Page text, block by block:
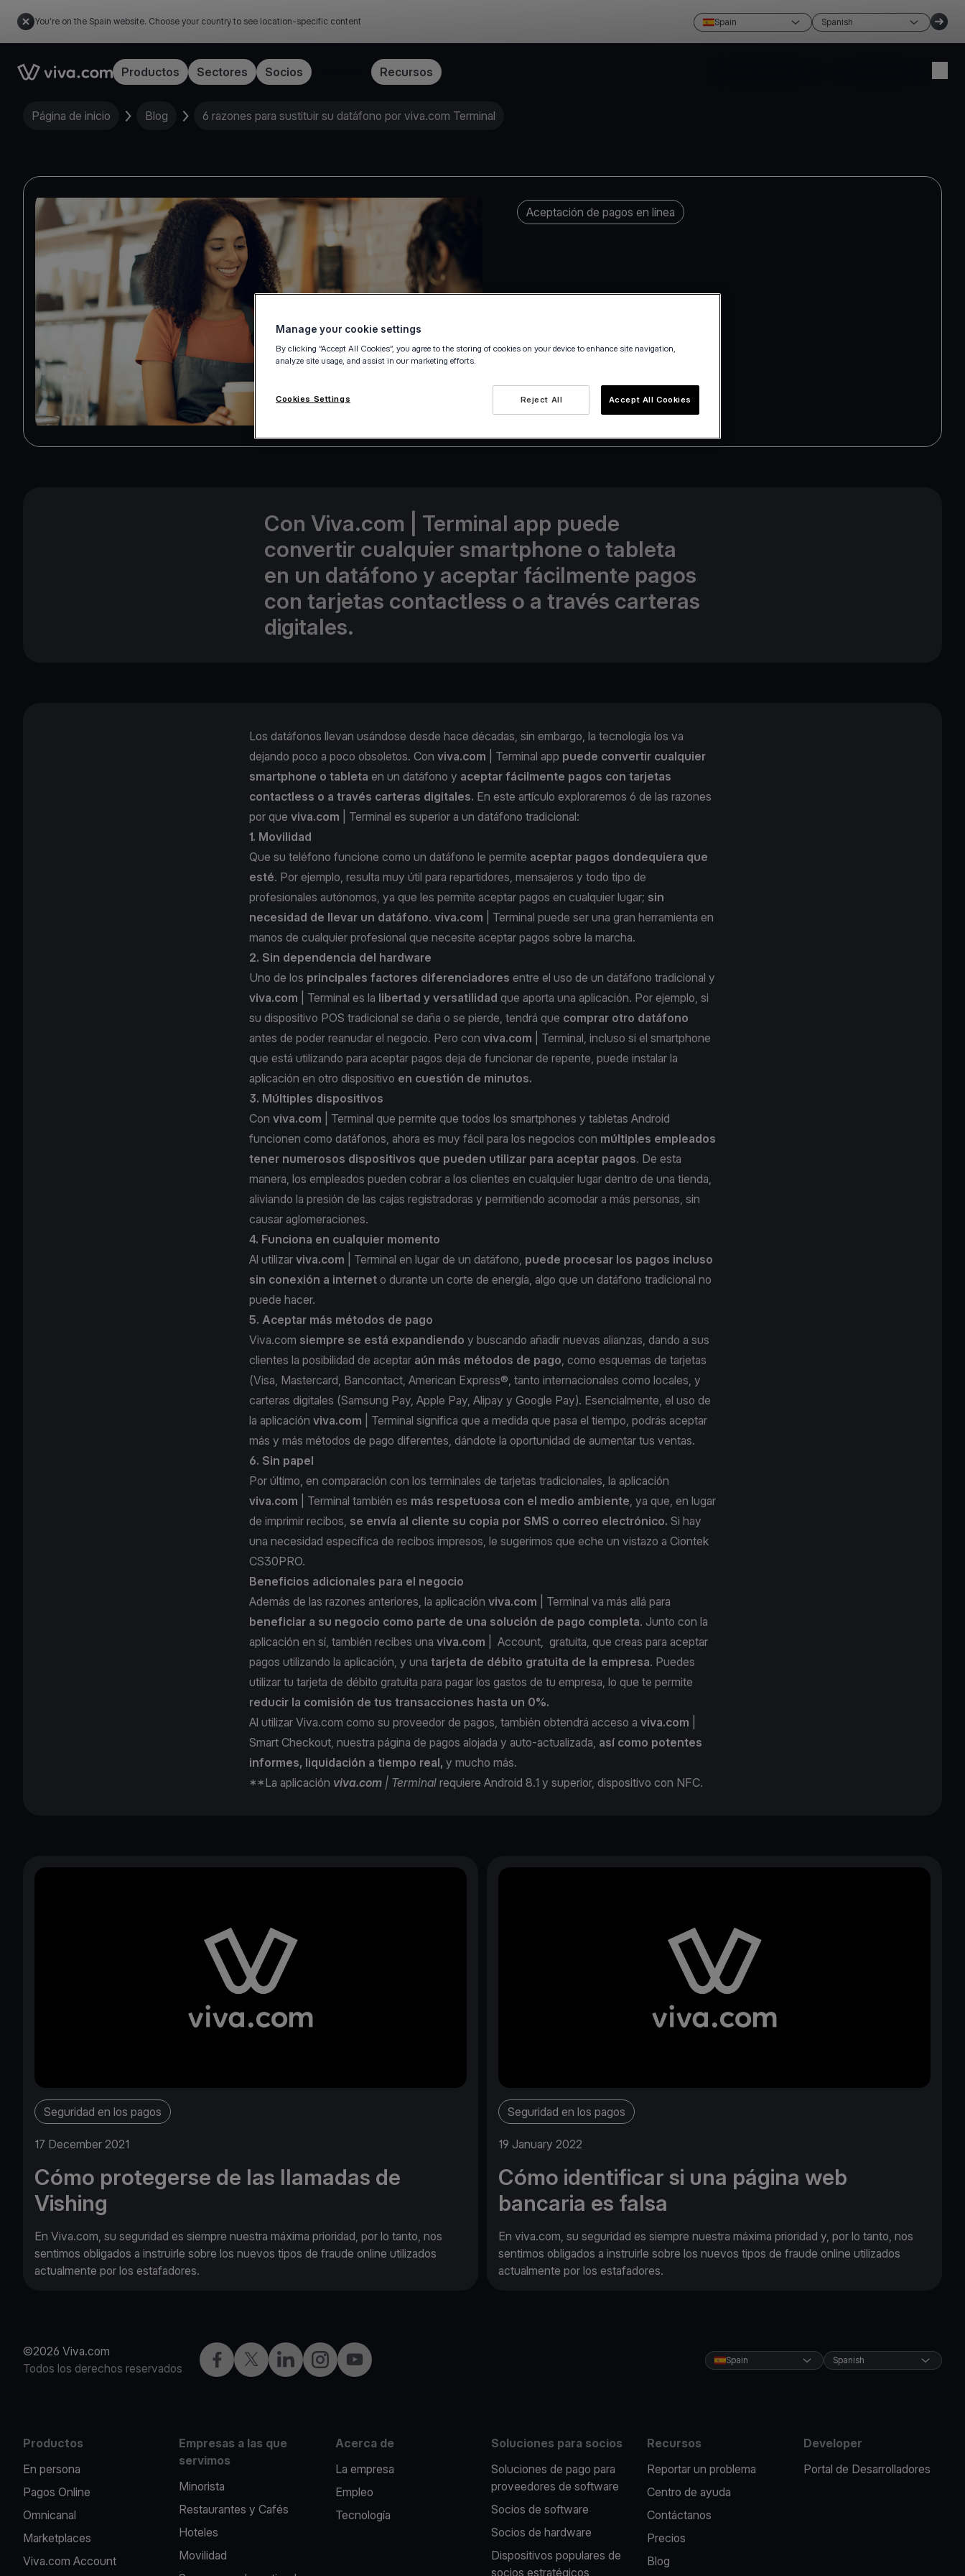
You're on the Spain website. Choose your country to see location-specific content Spain Spanish
Link to the homepageProductos Sectores Socios Recursos
Página de inicio Blog 6 razones para sustituir su datáfono por viva.com Terminal
Aceptación de pagos en línea
4 February 2022
Con Viva.com | Terminal app puede
convertir cualquier smartphone o tableta
en un datáfono y aceptar fácilmente pagos
con tarjetas contactless o a través carteras
digitales.
Los datáfonos llevan usándose desde hace décadas, sin embargo, la tecnología los va
dejando poco a poco obsoletos. Con viva.com | Terminal app puede convertir cualquier
smartphone o tableta en un datáfono y aceptar fácilmente pagos con tarjetas
contactless o a través carteras digitales. En este artículo exploraremos 6 de las razones
por que viva.com
| Terminal es superior a un datáfono tradicional:
1. Movilidad
Que su teléfono funcione como un datáfono le permite aceptar pagos dondequiera que
esté. Por ejemplo, resulta muy útil para repartidores, mensajeros y todo tipo de
profesionales autónomos, ya que les permite aceptar pagos en cualquier lugar; sin
necesidad de llevar un datáfono. viva.com
| Terminal puede ser una gran herramienta en
manos de cualquier profesional que necesite aceptar pagos sobre la marcha.
2. Sin dependencia del hardware
Uno de los principales factores diferenciadores entre el uso de un datáfono tradicional y
viva.com
| Terminal es la libertad y versatilidad que aporta una aplicación. Por ejemplo, si
su dispositivo POS tradicional se daña o se pierde, tendrá que comprar otro datáfono
antes de poder reanudar el negocio. Pero con viva.com | Terminal , incluso si el smartphone
que está utilizando para aceptar pagos deja de funcionar de repente, puede instalar la
aplicación en otro dispositivo en cuestión de minutos.
3. Múltiples dispositivos
Con viva.com
| Terminal que permite que todos los smartphones y tabletas Android
funcionen como datáfonos, ahora es muy fácil para los negocios con múltiples empleados
tener numerosos dispositivos que pueden utilizar para aceptar pagos. De esta
manera, los empleados pueden cobrar a los clientes en cualquier lugar dentro de una tienda,
aliviando la presión de las cajas registradoras y permitiendo acomodar a más personas, sin
causar aglomeraciones.
4. Funciona en cualquier momento
Al utilizar viva.com | Terminal en lugar de un datáfono, puede procesar los pagos incluso
sin conexión a internet o durante un corte de energía, algo que un datáfono tradicional no
puede hacer.
5. Aceptar más métodos de pago
Viva.com siempre se está expandiendo y buscando añadir nuevas alianzas, dando a sus
clientes la posibilidad de aceptar aún más métodos de pago , como esquemas de tarjetas
(Visa, Mastercard, Bancontact, American Express®, tanto internacionales como locales, y
carteras digitales (Samsung Pay, Apple Pay, Alipay y Google Pay). Esencialmente, el uso de
la aplicación viva.com
| Terminal significa que a medida que pasa el tiempo, podrás aceptar
más y más métodos de pago diferentes, dándote la oportunidad de aumentar tus ventas.
6. Sin papel
Por último, en comparación con los terminales de tarjetas tradicionales, la aplicación
viva.com
| Terminal también es más respetuosa con el medio ambiente , ya que, en lugar
de imprimir recibos, se envía al cliente su copia por SMS o correo electrónico. Si hay
una necesidad específica de recibos impresos, le sugerimos que eche un vistazo a Ciontek
CS30PRO.
Beneficios adicionales para el negocio
Además de las razones anteriores, la aplicación viva.com
| Terminal va más allá para
beneficiar a su negocio como parte de una solución de pago completa. Junto con la
aplicación en sí, también recibes una viva.com | Account , gratuita, que creas para aceptar
pagos utilizando la aplicación, y una tarjeta de débito gratuita de la empresa. Puedes
utilizar tu tarjeta de débito gratuita para pagar los gastos de tu empresa, lo que te permite
reducir la comisión de tus transacciones hasta un 0%.
Al utilizar Viva.com como su proveedor de pagos, también obtendrá acceso a viva.com
Smart Checkout , nuestra página de pagos alojada y auto-actualizada, así como potentes
informes, liquidación a tiempo real, y mucho más.
**La aplicación viva.com | Terminal requiere Android 8.1 y superior, dispositivo con NFC.
Seguridad en los pagos
17 December 2021
Cómo protegerse de las llamadas de
Vishing
En Viva.com, su seguridad es siempre nuestra máxima prioridad, por lo tanto, nos
sentimos obligados a instruirle sobre los nuevos tipos de fraude online utilizados
actualmente por los estafadores.
Seguridad en los pagos
19 January 2022
Cómo identificar si una página web
bancaria es falsa
En viva.com, su seguridad es siempre nuestra máxima prioridad y, por lo tanto, nos
sentimos obligados a instruirle sobre los nuevos tipos de fraude online utilizados
actualmente por los estafadores.
©2026 Viva.com
Todos los derechos reservados
Facebook
X LinkedInInstagramYouTube Spain Spanish
Productos
En persona
Pagos Online
Omnicanal
Marketplaces
Viva.com Account
Empresas a las que
servimos
Minorista
Restaurantes y Cafés
Hoteles
Movilidad
Acerca de
La empresa
Empleo
Tecnología
Soluciones para socios
Soluciones de pago para
proveedores de software
Socios de software
Socios de hardware
Dispositivos populares de
socios estratégicos
Recursos
Reportar un problema
Centro de ayuda
Contáctanos
Precios
Blog
Developer
Portal de Desarrolladores
Manage your cookie settings
By clicking “Accept All Cookies”, you agree to the storing of cookies on your device to enhance site navigation,
analyze site usage, and assist in our marketing efforts.
Reject All Accept All Cookies
Cookies Settings